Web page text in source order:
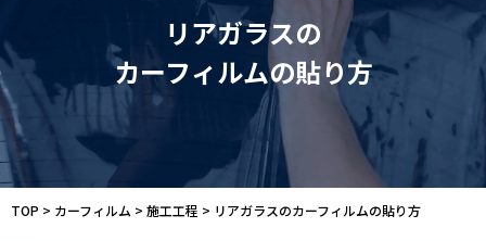
カーフィルム
フロントガラス断熱フィルム
車種別料金表
施工店舗一覧
カーフィルムの種類
施工工程
よくある質問
会社案内
お問い合わせ
サイトマップ
リアガラスの
カーフィルムの貼り方
TOP > カーフィルム > 施工工程 > リアガラスのカーフィルムの貼り方